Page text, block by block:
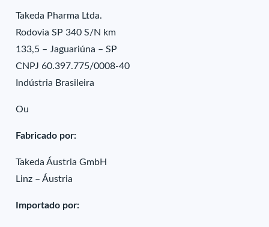
Takeda Pharma Ltda.
Rodovia SP 340 S/N km
133,5 – Jaguariúna – SP
CNPJ 60.397.775/0008-40
Indústria Brasileira
Ou
Fabricado por:
Takeda Áustria GmbH
Linz – Áustria
Importado por: